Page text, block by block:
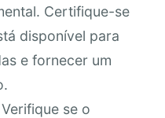
Certifique-se
disponível para
e fornecer um
se o